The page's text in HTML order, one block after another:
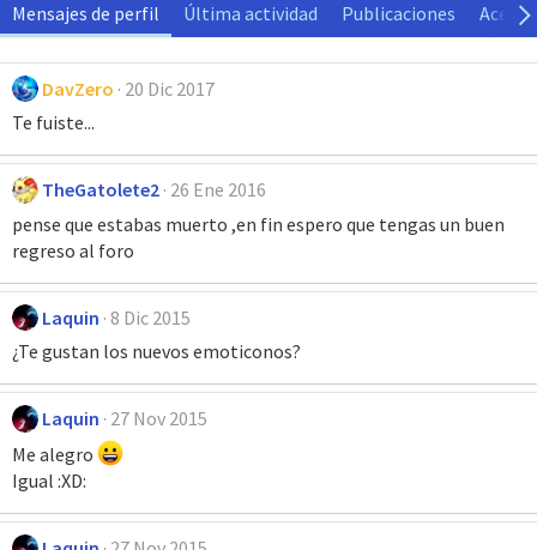
Mensajes de perfil Última actividad Publicaciones Acerca
DavZero 20 Dic 2017
Te fuiste...
TheGatolete2 26 Ene 2016
pense que estabas muerto ,en fin espero que tengas un buen
regreso al foro
Laquin 8 Dic 2015
¿Te gustan los nuevos emoticonos?
Laquin 27 Nov 2015
Me alegro
Igual :XD: